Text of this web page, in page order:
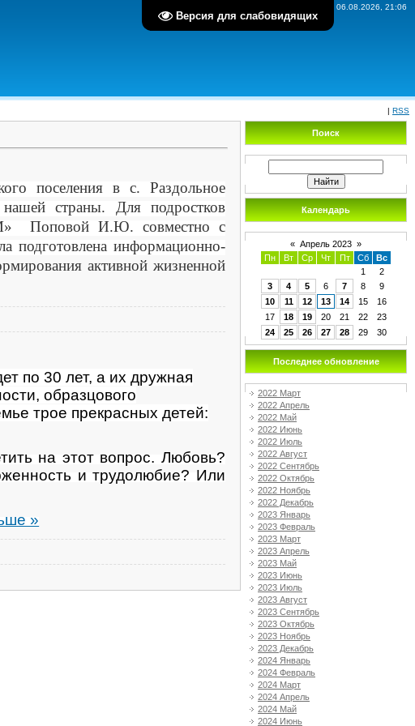
Версия для слабовидящих
Четверг, 06.08.2026, 21:06
| RSS
поселения в с. Раздольное
нашей страны. Для подростков
Поповой И.Ю. совместно с
подготовлена информационно-
активной жизненной
по 30 лет, а их дружная
образцового
трое прекрасных детей:
на этот вопрос. Любовь?
и трудолюбие? Или
»
Поиск
Календарь
« Апрель 2023 »
Пн
Вт Ср Чт Пт Сб
Вс
1
2
3
4 5 6 7 8
9
10
11 12 13 14 15
16
17
18 19 20 21 22
23
24
25 26 27 28 29 30
Последнее обновление
2022 Март
2022 Апрель
2022 Май
2022 Июнь
2022 Июль
2022 Август
2022 Сентябрь
2022 Октябрь
2022 Ноябрь
2022 Декабрь
2023 Январь
2023 Февраль
2023 Март
2023 Апрель
2023 Май
2023 Июнь
2023 Июль
2023 Август
2023 Сентябрь
2023 Октябрь
2023 Ноябрь
2023 Декабрь
2024 Январь
2024 Февраль
2024 Март
2024 Апрель
2024 Май
2024 Июнь